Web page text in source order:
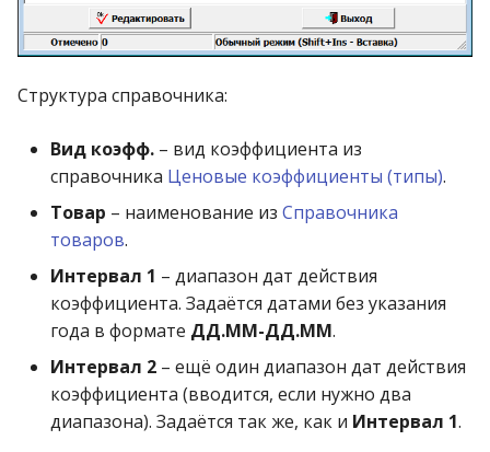
2023)
Группы поставщиков
Диапазоны сроков
Диапазоны технических
штрихкодов
Договора (контракты) с
организациями
Документы поставщика и
системы
Реестр документов
Реестр документов
Реестр приходов от
поставщика
Реестр розничных цен
Справка о
ТО
Статотчёт по группам
товара (Генератор)
Формы 7-МЗ, 11-МЗ
операции»
Модуль «Торговые
технологии»
Работа с остатками
Работа со сроками
Работа с фасовкой
товара
Справочники
Услуги
Учет кассовых операций
Экспорт-импорт
Структура справочника:
Вид коэфф. – вид коэффициента из
справочника Ценовые коэффициенты (типы).
Товар – наименование из Справочника
товаров.
Интервал 1 – диапазон дат действия
коэффициента. Задаётся датами без указания
года в формате ДД.ММ-ДД.ММ.
Интервал 2 – ещё один диапазон дат действия
коэффициента (вводится, если нужно два
диапазона). Задаётся так же, как и Интервал 1.